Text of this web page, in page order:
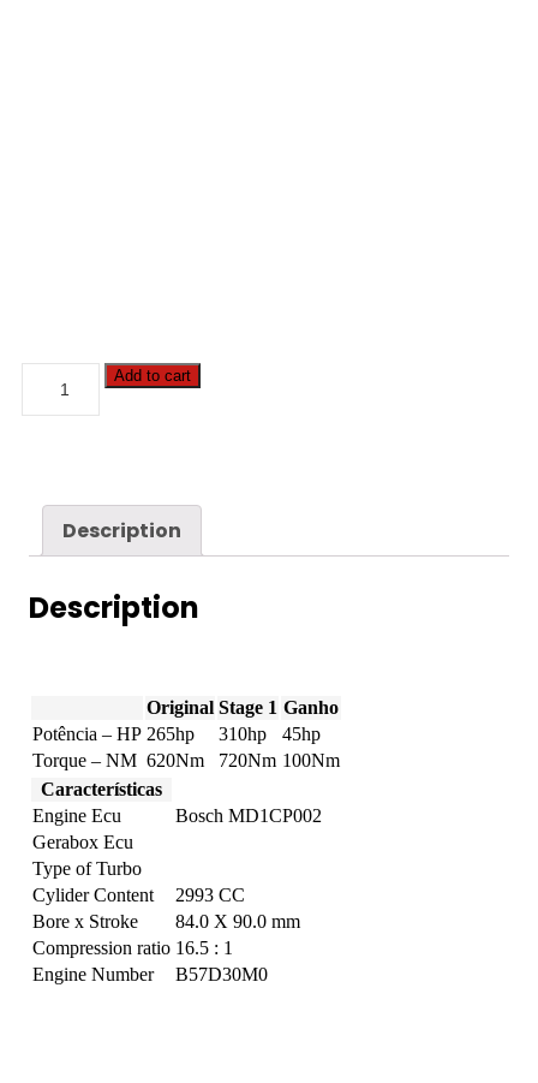
X6
quantity
Add to cart
Description
Description
Original Stage 1 Ganho
Potência – HP 265hp 310hp
45hp
Torque – NM 620Nm 720Nm 100Nm
Características
Engine Ecu
Bosch MD1CP002
Gerabox Ecu
Type of Turbo
Cylider Content
2993 CC
Bore x Stroke
84.0 X 90.0 mm
Compression ratio 16.5 : 1
Engine Number
B57D30M0